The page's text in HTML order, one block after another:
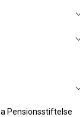
Pensionsstiftelse